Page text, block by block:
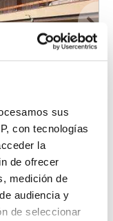
sus
con tecnologías
la
de ofrecer
medición de
audiencia y
de seleccionar
Llamar
Máx. 10km